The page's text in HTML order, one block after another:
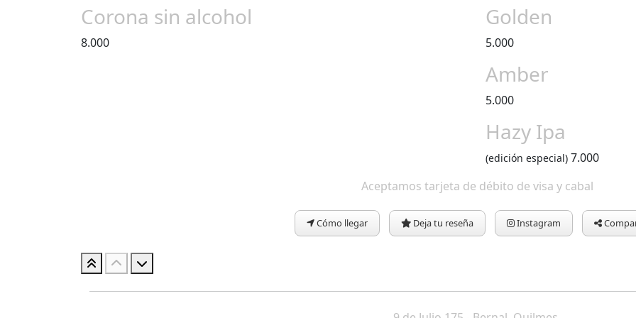
Corona sin alcohol
8.000
Golden
5.000
Amber
5.000
Hazy Ipa
(edición especial) 7.000
Aceptamos tarjeta de débito de visa y cabal
Cómo llegar Deja tu reseña Instagram